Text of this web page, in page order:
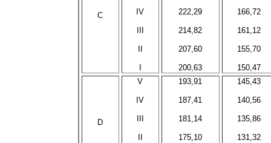
C IV 222,29
214,82
207,60
200,63
166,72
161,12
155,70
150,47
D
V
IV
193,91
187,41
181,14
175,10
145,43
140,56
135,86
131,32